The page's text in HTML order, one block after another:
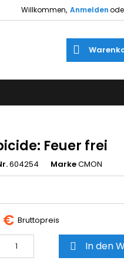
Willkommen, Anmelden
Feuer frei
604254 MarkeCMON
€ Bruttopreis
 In den